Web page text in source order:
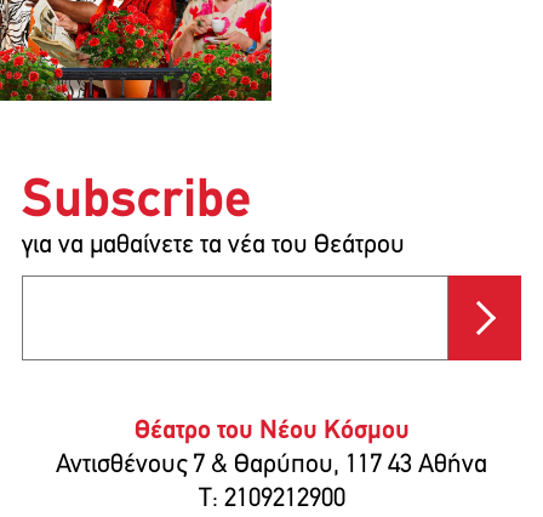
Θέατρο του Νέου Κόσμου
Αντισθένους 7 & Θαρύπου, 117 43 Αθήνα
T: 2109212900
Subscribe
για να μαθαίνετε τα νέα του Θεάτρου